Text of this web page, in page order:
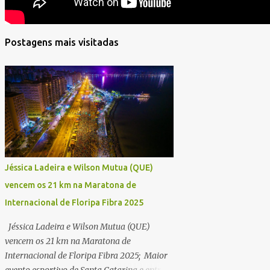
Postagens mais visitadas
Jéssica Ladeira e Wilson Mutua (QUE)
vencem os 21 km na Maratona de
Internacional de Floripa Fibra 2025
Jéssica Ladeira e Wilson Mutua (QUE)
vencem os 21 km na Maratona de
Internacional de Floripa Fibra 2025; Maior